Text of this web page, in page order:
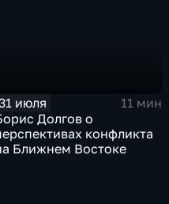
июля
11 мин
Долгов о
конфликта
Ближнем Востоке